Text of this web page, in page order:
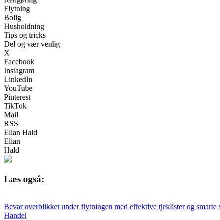
Flytning
Bolig
Husholdning
Tips og tricks
Del og vær venlig
X
Facebook
Instagram
LinkedIn
YouTube
Pinterest
TikTok
Mail
RSS
Elian Hald
Elian
Hald
Læs også:
Bevar overblikket under flytningen med effektive tjeklister og smarte
Handel